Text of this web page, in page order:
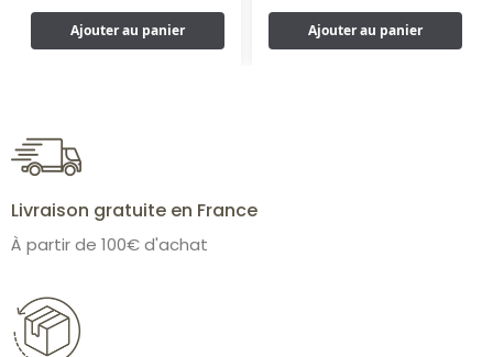
Ajouter au panier Ajouter au panier
Livraison gratuite en France
À partir de 100€ d'achat